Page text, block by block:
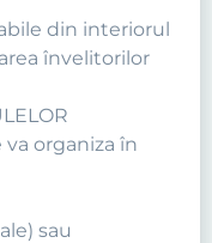
din interiorul
învelitorilor
organiza în
sau